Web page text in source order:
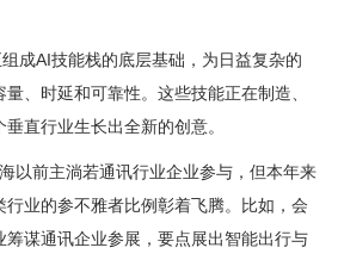
成AI技能栈的底层基础，为日益复杂的
、时延和可靠性。这些技能正在制造、
直行业生长出全新的创意。
以前主淌若通讯行业企业参与，但本年来
行业的参不雅者比例彰着飞腾。比如，会
谋通讯企业参展，要点展出智能出行与